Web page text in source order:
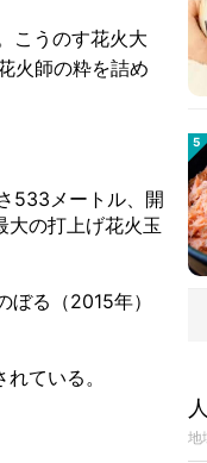
こうのす花火大
火師の粋を詰め
533メートル、開
大の打上げ花火玉
る（2015年）
ている。
5
地